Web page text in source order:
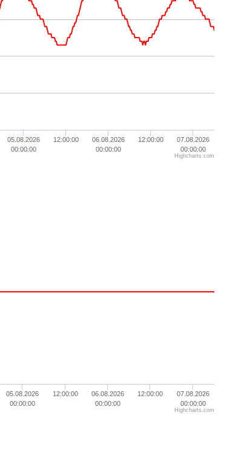
05.08.2026
00:00:00
12:00:00
06.08.2026
00:00:00
12:00:00
07.08.2026
00:00:00
Highcharts.com
05.08.2026
00:00:00
12:00:00
06.08.2026
00:00:00
12:00:00
07.08.2026
00:00:00
Highcharts.com